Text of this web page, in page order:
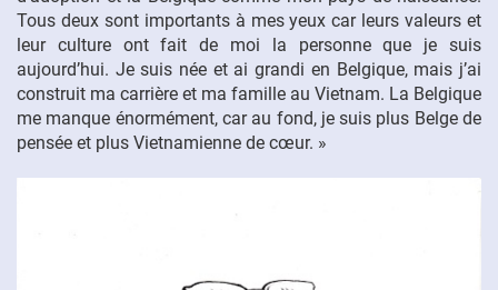
Tous deux sont importants à mes yeux car leurs valeurs et
leur culture ont fait de moi la personne que je suis
aujourd’hui. Je suis née et ai grandi en Belgique, mais j’ai
construit ma carrière et ma famille au Vietnam. La Belgique
me manque énormément, car au fond, je suis plus Belge de
pensée et plus Vietnamienne de cœur. »